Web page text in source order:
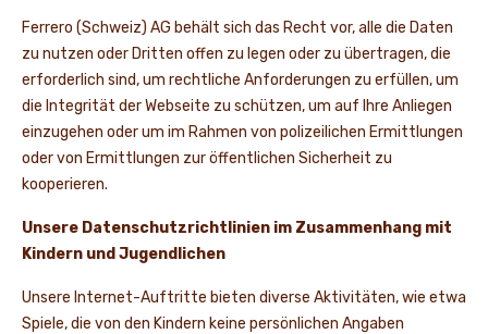
Ferrero (Schweiz) AG behält sich das Recht vor, alle die Daten
zu nutzen oder Dritten offen zu legen oder zu übertragen, die
erforderlich sind, um rechtliche Anforderungen zu erfüllen, um
die Integrität der Webseite zu schützen, um auf Ihre Anliegen
einzugehen oder um im Rahmen von polizeilichen Ermittlungen
oder von Ermittlungen zur öffentlichen Sicherheit zu
kooperieren.
Unsere Datenschutzrichtlinien im Zusammenhang mit
Kindern und Jugendlichen
Unsere Internet-Auftritte bieten diverse Aktivitäten, wie etwa
Spiele, die von den Kindern keine persönlichen Angaben